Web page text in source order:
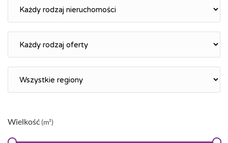
Wielkość (m²)